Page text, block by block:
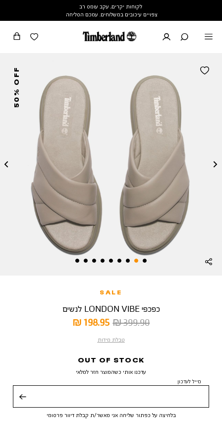
לקוחות יקרים, עקב עומס רב
צפויים עיכובים במשלוחים. עמכם הסליחה
50% OFF
SALE
כפכפי LONDON VIBE לנשים
מחיר
מוצר
198.95 ₪
מחיר
399.90 ₪
טבלת מידות
OUT OF STOCK
עדכנו אותי כשהמוצר חזר למלאי
מייל לעדכון
בלחיצה על כפתור שליחה אני מאשר/ת קבלת דיוור פרסומי